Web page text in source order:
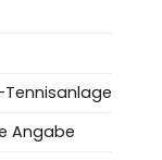
Tennisanlage
Angabe